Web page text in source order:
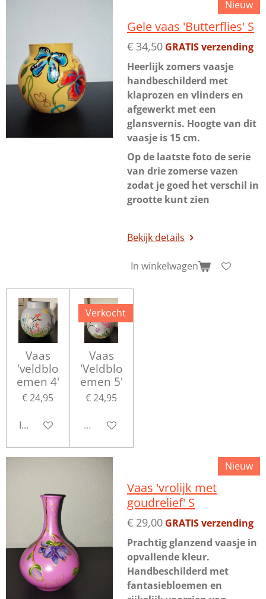
Nieuw
Gele vaas 'Butterflies' S
€ 34,50 GRATIS verzending
Heerlijk zomers vaasje
handbeschilderd met
klaprozen en vlinders en
afgewerkt met een
glansvernis. Hoogte van dit
vaasje is 15 cm.
Op de laatste foto de serie
van drie zomerse vazen
zodat je goed het verschil in
grootte kunt zien
Bekijk details
In winkelwagen
Vaas
'veldblo
emen 4'
€ 24,95
In winkelwagen
Verkocht
Vaas
'Veldblo
emen 5'
€ 24,95
Uitverkocht
Nieuw
Vaas 'vrolijk met
goudrelief' S
€ 29,00 GRATIS verzending
Prachtig glanzend vaasje in
opvallende kleur.
Handbeschilderd met
fantasiebloemen en